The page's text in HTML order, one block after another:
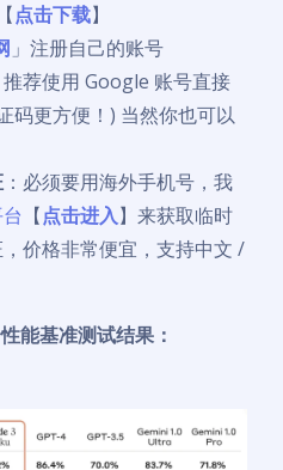
点击下载】
」注册自己的账号
推荐使用 Google 账号直接
码更方便！) 当然你也可以
：必须要用海外手机号，我
【点击进入】来获取临时
价格非常便宜，支持中文 /
能基准测试结果：